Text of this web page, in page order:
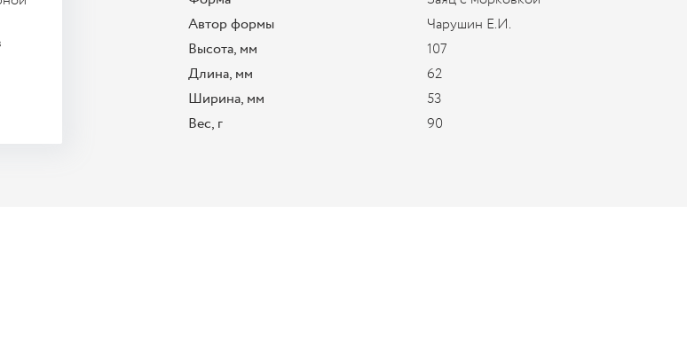
Автор формы
Чарушин Е.И.
Высота, мм
107
Длина, мм
62
Ширина, мм
53
Вес, г
90